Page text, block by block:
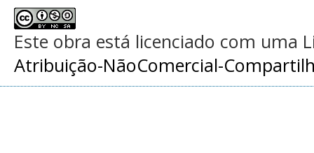
Este obra está licenciado com uma
Atribuição-NãoComercial-